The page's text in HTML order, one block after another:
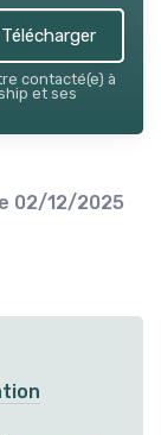
contacté(e) à
et ses
02/12/2025